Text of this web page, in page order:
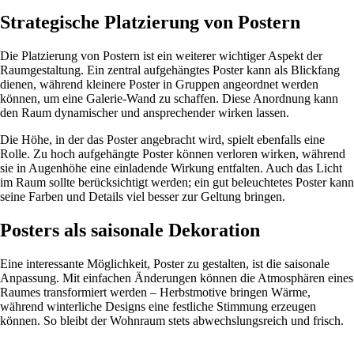
Strategische Platzierung von Postern
Die Platzierung von Postern ist ein weiterer wichtiger Aspekt der
Raumgestaltung. Ein zentral aufgehängtes Poster kann als Blickfang
dienen, während kleinere Poster in Gruppen angeordnet werden
können, um eine Galerie-Wand zu schaffen. Diese Anordnung kann
den Raum dynamischer und ansprechender wirken lassen.
Die Höhe, in der das Poster angebracht wird, spielt ebenfalls eine
Rolle. Zu hoch aufgehängte Poster können verloren wirken, während
sie in Augenhöhe eine einladende Wirkung entfalten. Auch das Licht
im Raum sollte berücksichtigt werden; ein gut beleuchtetes Poster kann
seine Farben und Details viel besser zur Geltung bringen.
Posters als saisonale Dekoration
Eine interessante Möglichkeit, Poster zu gestalten, ist die saisonale
Anpassung. Mit einfachen Änderungen können die Atmosphären eines
Raumes transformiert werden – Herbstmotive bringen Wärme,
während winterliche Designs eine festliche Stimmung erzeugen
können. So bleibt der Wohnraum stets abwechslungsreich und frisch.